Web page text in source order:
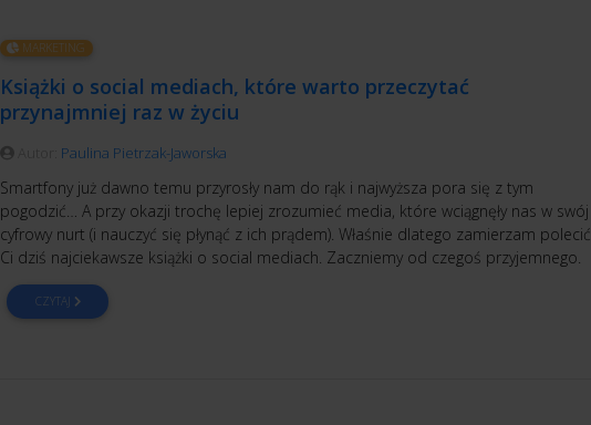
MARKETING
Książki o social mediach, które warto przeczytać
przynajmniej raz w życiu
Paulina Pietrzak-Jaworska
Smartfony już dawno temu przyrosły nam do rąk i najwyższa pora się z tym
pogodzić… A przy okazji trochę lepiej zrozumieć media, które wciągnęły nas w swój
cyfrowy nurt (i nauczyć się płynąć z ich prądem). Właśnie dlatego zamierzam polecić
Ci dziś najciekawsze książki o social mediach. Zaczniemy od czegoś przyjemnego.
CZYTAJ